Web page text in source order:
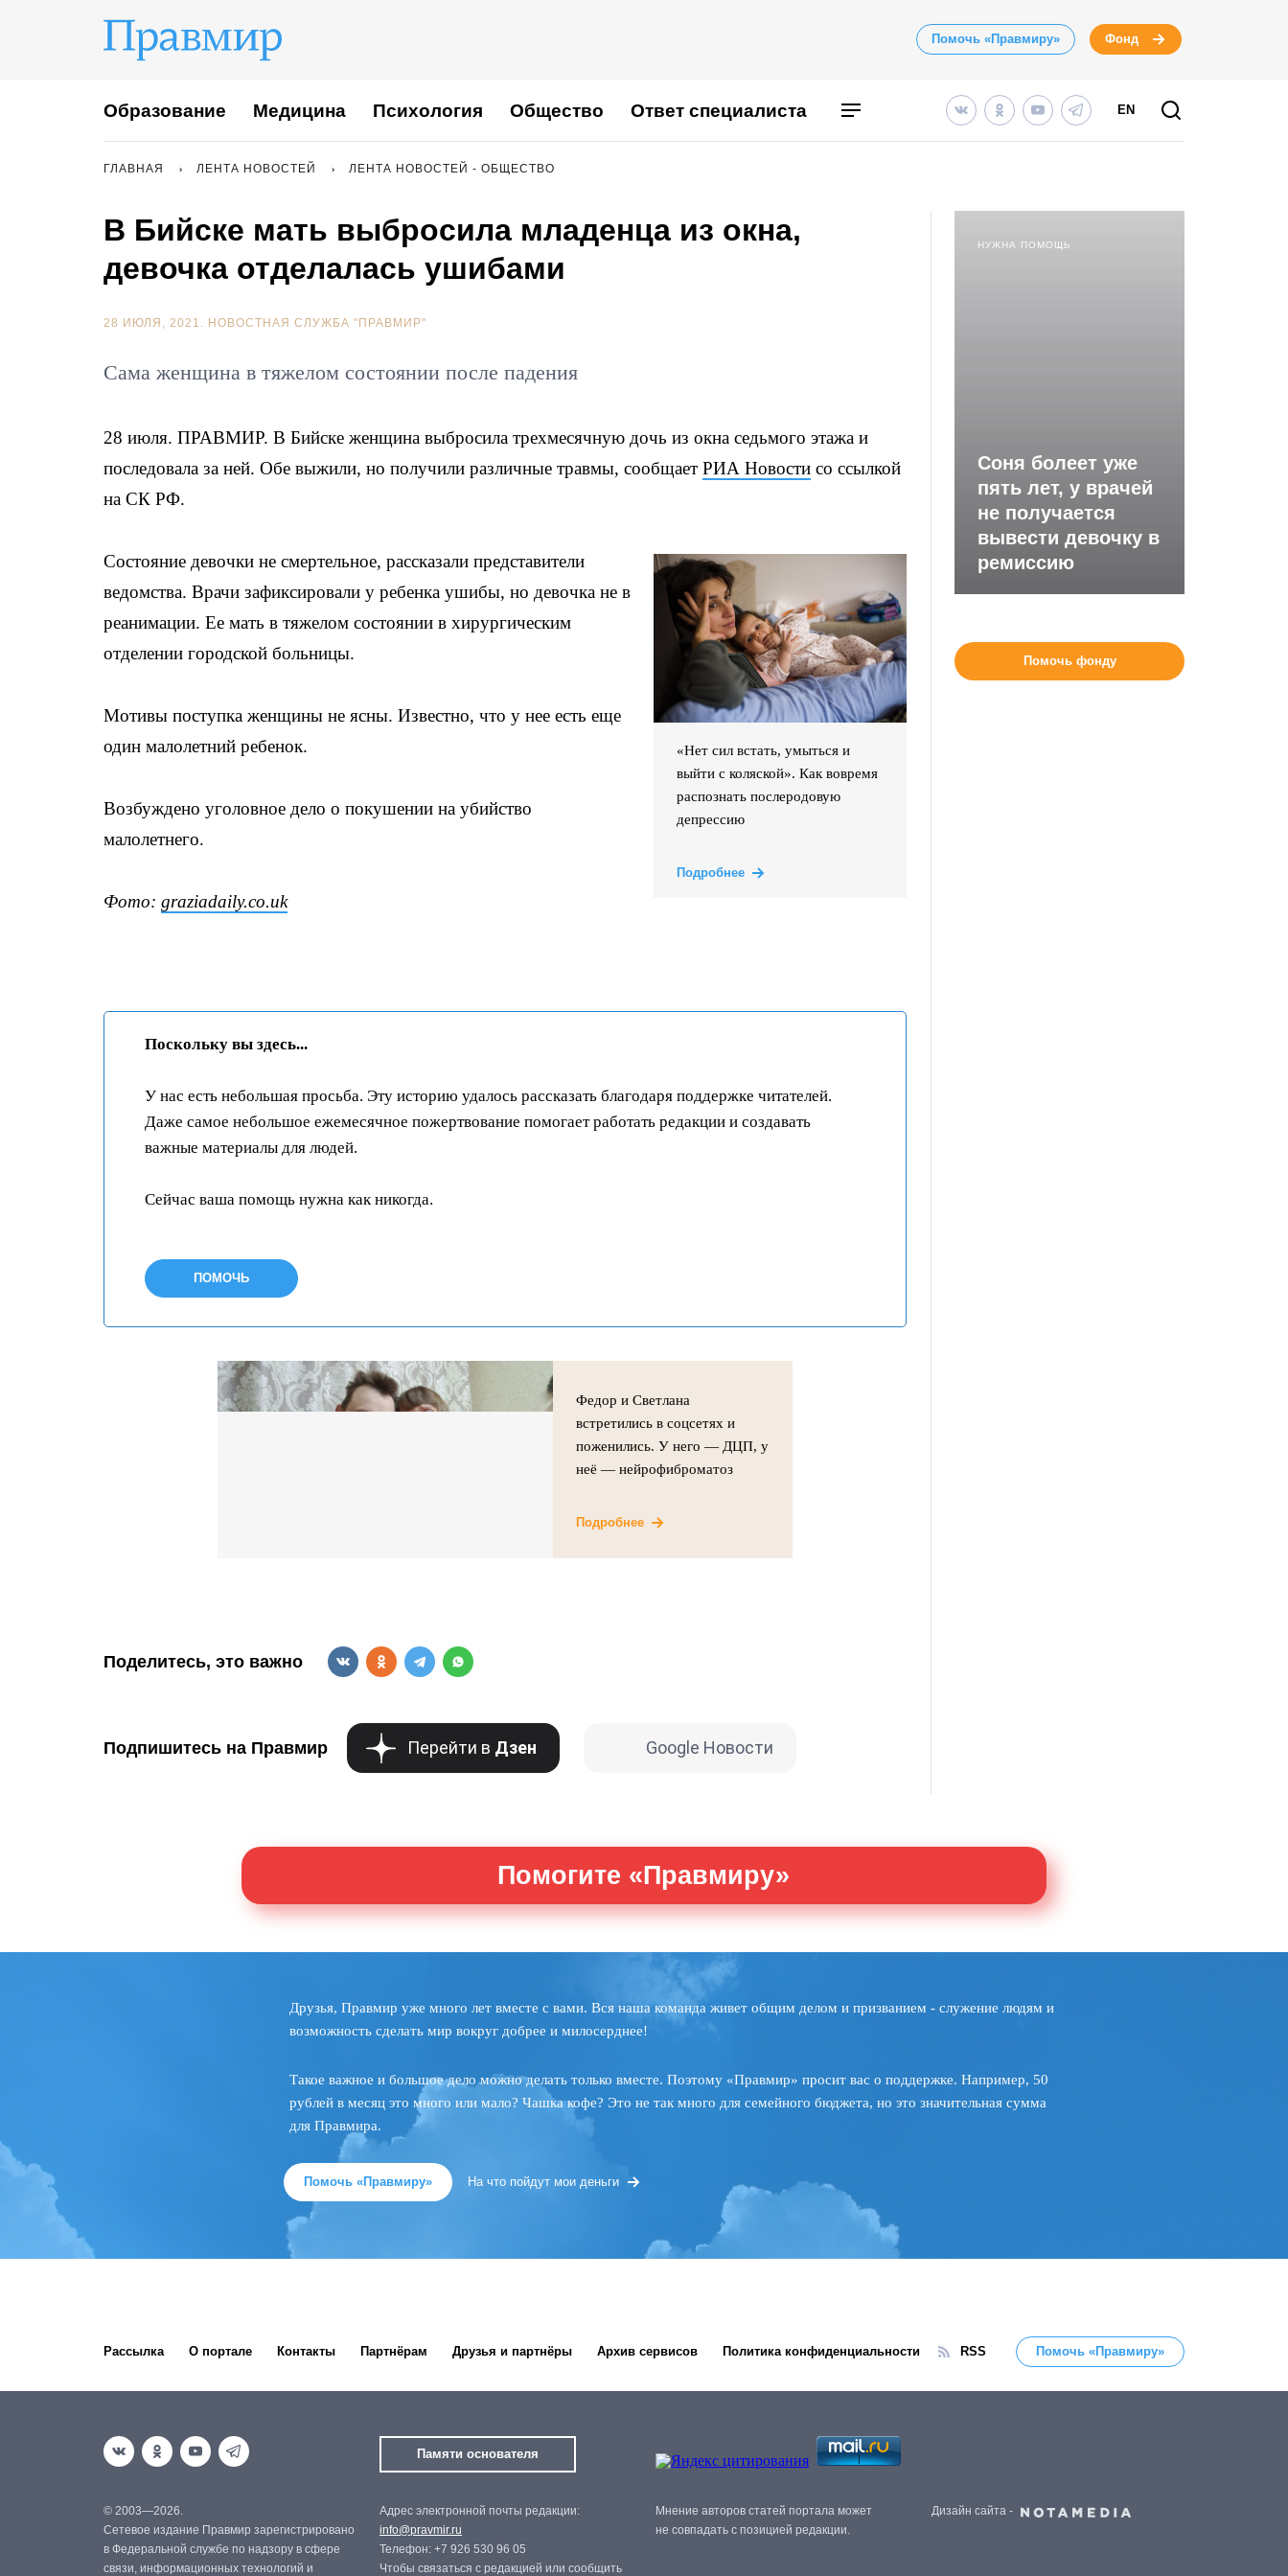
Помочь «Правмиру» Фонд
Образование Медицина Психология Общество Ответ специалиста EN
ГЛАВНАЯ ЛЕНТА НОВОСТЕЙ ЛЕНТА НОВОСТЕЙ - ОБЩЕСТВО
В Бийске мать выбросила младенца из окна,
девочка отделалась ушибами
28 ИЮЛЯ, 2021. НОВОСТНАЯ СЛУЖБА "ПРАВМИР"
Сама женщина в тяжелом состоянии после падения
28 июля. ПРАВМИР. В Бийске женщина выбросила трехмесячную дочь из окна седьмого этажа и
последовала за ней. Обе выжили, но получили различные травмы, сообщает РИА Новости со ссылкой
на СК РФ.
«Нет сил встать, умыться и
выйти с коляской». Как вовремя
распознать послеродовую
депрессию
Подробнее
Состояние девочки не смертельное, рассказали представители
ведомства. Врачи зафиксировали у ребенка ушибы, но девочка не в
реанимации. Ее мать в тяжелом состоянии в хирургическим
отделении городской больницы.
Мотивы поступка женщины не ясны. Известно, что у нее есть еще
один малолетний ребенок.
Возбуждено уголовное дело о покушении на убийство
малолетнего.
Фото: graziadaily.co.uk
Поскольку вы здесь...
У нас есть небольшая просьба. Эту историю удалось рассказать благодаря поддержке читателей.
Даже самое небольшое ежемесячное пожертвование помогает работать редакции и создавать
важные материалы для людей.
Сейчас ваша помощь нужна как никогда.
ПОМОЧЬ
Федор и Светлана
встретились в соцсетях и
поженились. У него — ДЦП, у
неё — нейрофиброматоз
Подробнее
Поделитесь, это важно
Подпишитесь на Правмир Перейти в Дзен Google Новости
НУЖНА ПОМОЩЬ
Соня болеет уже
пять лет, у врачей
не получается
вывести девочку в
ремиссию
Помочь фонду
Помогите «Правмиру»
Друзья, Правмир уже много лет вместе с вами. Вся наша команда живет общим делом и призванием - служение людям и
возможность сделать мир вокруг добрее и милосерднее!
Такое важное и большое дело можно делать только вместе. Поэтому «Правмир» просит вас о поддержке. Например, 50
рублей в месяц это много или мало? Чашка кофе? Это не так много для семейного бюджета, но это значительная сумма
для Правмира.
Помочь «Правмиру» На что пойдут мои деньги
Рассылка О портале Контакты Партнёрам Друзья и партнёры Архив сервисов Политика конфиденциальности RSS Помочь «Правмиру»
Памяти основателя
© 2003—2026.
Сетевое издание Правмир зарегистрировано
в Федеральной службе по надзору в сфере
связи, информационных технологий и
Адрес электронной почты редакции:
info@pravmir.ru
Телефон: +7 926 530 96 05
Чтобы связаться с редакцией или сообщить
Мнение авторов статей портала может
не совпадать с позицией редакции.
Дизайн сайта -